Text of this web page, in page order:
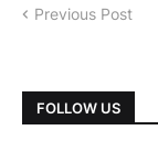
Previous Post
FOLLOW US